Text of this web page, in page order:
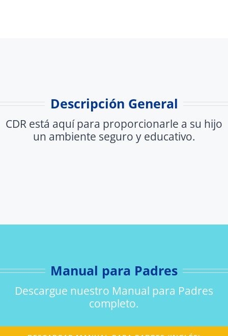
Descripción General
CDR está aquí para proporcionarle a su hijo
un ambiente seguro y educativo.
Manual para Padres
Descargue nuestro Manual para Padres
completo.